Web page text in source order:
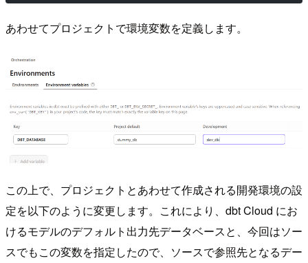
あわせてプロジェクトで環境変数を定義します。
この上で、プロジェクトとあわせて作成される開発環境の設
定を以下のように変更します。これにより、dbt Cloud にお
けるモデルのデフォルト出力先データベースと、今回はソー
スでもこの変数を指定したので、ソースで参照先となるデー